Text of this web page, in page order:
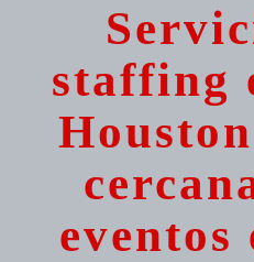
staffing
eventos